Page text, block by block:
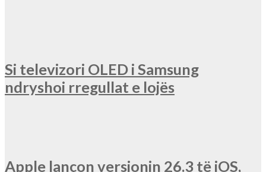
Si televizori OLED i Samsung
ndryshoi rregullat e lojës
Apple lançon versionin 26.3 të iOS,